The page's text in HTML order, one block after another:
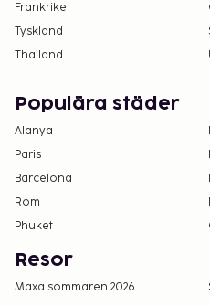
Frankrike
Tyskland
Thailand
Populära städer
Alanya
Paris
Barcelona
Rom
Phuket
Resor
Maxa sommaren 2026